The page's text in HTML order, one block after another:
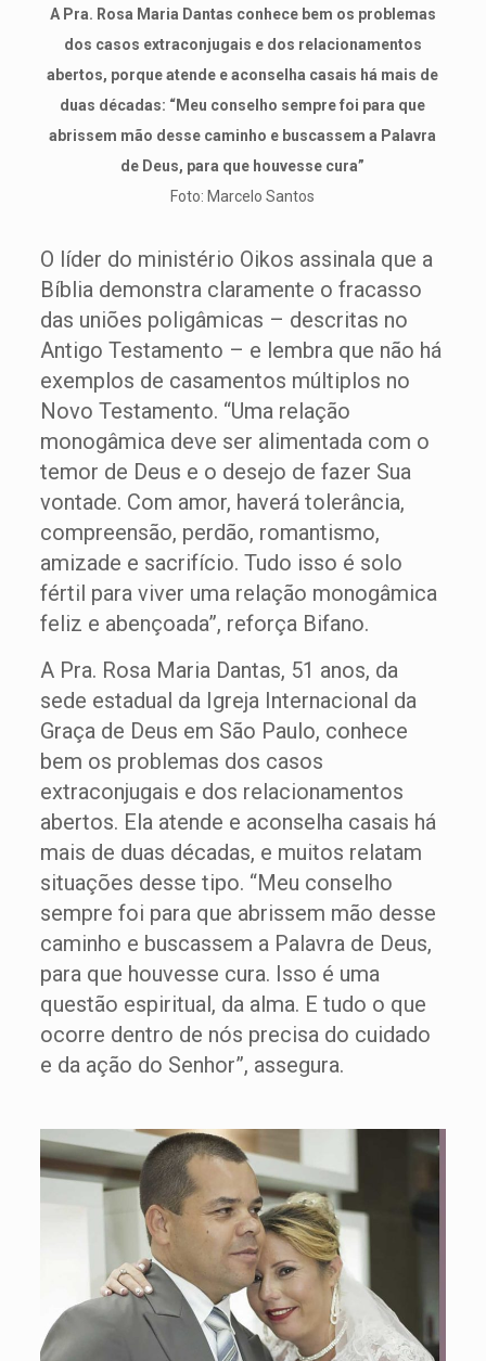
A Pra. Rosa Maria Dantas conhece bem os problemas
dos casos extraconjugais e dos relacionamentos
abertos, porque atende e aconselha casais há mais de
duas décadas: “Meu conselho sempre foi para que
abrissem mão desse caminho e buscassem a Palavra
de Deus, para que houvesse cura”
Foto: Marcelo Santos
O líder do ministério Oikos assinala que a
Bíblia demonstra claramente o fracasso
das uniões poligâmicas – descritas no
Antigo Testamento – e lembra que não há
exemplos de casamentos múltiplos no
Novo Testamento. “Uma relação
monogâmica deve ser alimentada com o
temor de Deus e o desejo de fazer Sua
vontade. Com amor, haverá tolerância,
compreensão, perdão, romantismo,
amizade e sacrifício. Tudo isso é solo
fértil para viver uma relação monogâmica
feliz e abençoada”, reforça Bifano.
A Pra. Rosa Maria Dantas, 51 anos, da
sede estadual da Igreja Internacional da
Graça de Deus em São Paulo, conhece
bem os problemas dos casos
extraconjugais e dos relacionamentos
abertos. Ela atende e aconselha casais há
mais de duas décadas, e muitos relatam
situações desse tipo. “Meu conselho
sempre foi para que abrissem mão desse
caminho e buscassem a Palavra de Deus,
para que houvesse cura. Isso é uma
questão espiritual, da alma. E tudo o que
ocorre dentro de nós precisa do cuidado
e da ação do Senhor”, assegura.